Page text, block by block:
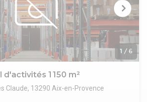
3 mois HT/HC
: Trimestriels et d'avance
1 / 6
1 150 m²
Claude, 13290 Aix-en-Provence